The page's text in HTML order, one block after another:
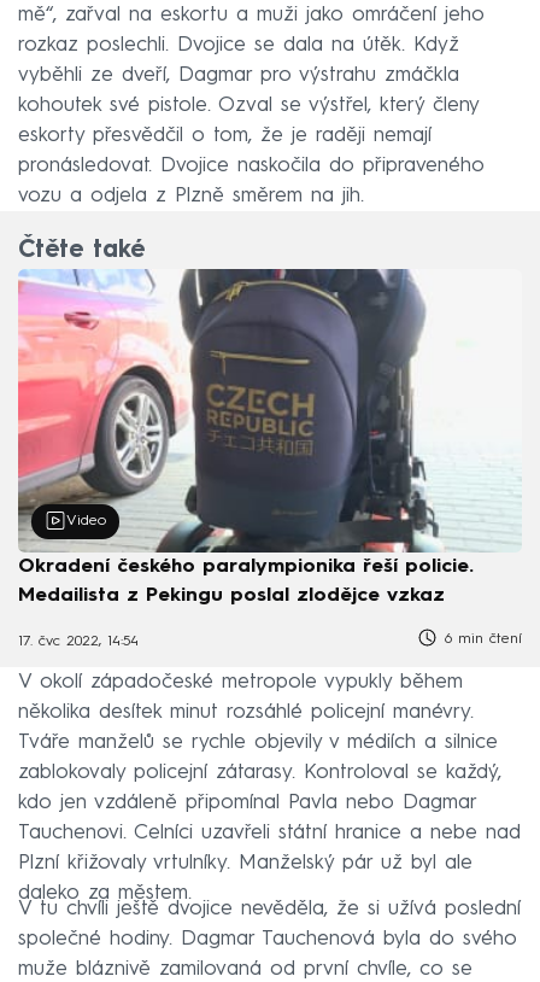
mě“, zařval na eskortu a muži jako omráčení jeho
rozkaz poslechli. Dvojice se dala na útěk. Když
vyběhli ze dveří, Dagmar pro výstrahu zmáčkla
kohoutek své pistole. Ozval se výstřel, který členy
eskorty přesvědčil o tom, že je raději nemají
pronásledovat. Dvojice naskočila do připraveného
vozu a odjela z Plzně směrem na jih.
Čtěte také
Video
Okradení českého paralympionika řeší policie.
Medailista z Pekingu poslal zlodějce vzkaz
17. čvc 2022, 14:54 6 min čtení
V okolí západočeské metropole vypukly během
několika desítek minut rozsáhlé policejní manévry.
Tváře manželů se rychle objevily v médiích a silnice
zablokovaly policejní zátarasy. Kontroloval se každý,
kdo jen vzdáleně připomínal Pavla nebo Dagmar
Tauchenovi. Celníci uzavřeli státní hranice a nebe nad
Plzní křižovaly vrtulníky. Manželský pár už byl ale
daleko za městem.
V tu chvíli ještě dvojice nevěděla, že si užívá poslední
společné hodiny. Dagmar Tauchenová byla do svého
muže bláznivě zamilovaná od první chvíle, co se